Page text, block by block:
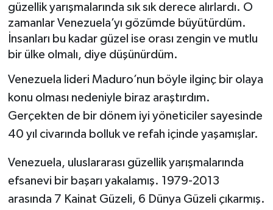
güzellik yarışmalarında sık sık derece alırlardı. O
zamanlar Venezuela’yı gözümde büyütürdüm.
İnsanları bu kadar güzel ise orası zengin ve mutlu
bir ülke olmalı, diye düşünürdüm.
Venezuela lideri Maduro’nun böyle ilginç bir olaya
konu olması nedeniyle biraz araştırdım.
Gerçekten de bir dönem iyi yöneticiler sayesinde
40 yıl civarında bolluk ve refah içinde yaşamışlar.
Venezuela, uluslararası güzellik yarışmalarında
efsanevi bir başarı yakalamış. 1979-2013
arasında 7 Kainat Güzeli, 6 Dünya Güzeli çıkarmış.
Siyaset
Spor